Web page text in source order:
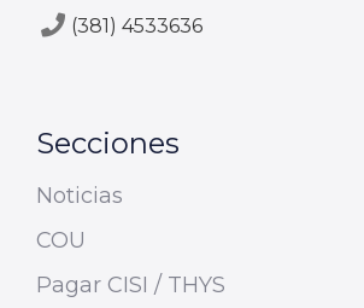
(381) 4533636
Secciones
Noticias
COU
Pagar CISI / THYS